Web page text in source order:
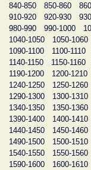
840-850
850-860
910-920
920-930
980-990
990-1000
1040-1050
1050-1060
1090-1100
1100-1110
1140-1150
1150-1160
1190-1200
1200-1210
1240-1250
1250-1260
1290-1300
1300-1310
1340-1350
1350-1360
1390-1400
1400-1410
1440-1450
1450-1460
1490-1500
1500-1510
1540-1550
1550-1560
1590-1600
1600-1610